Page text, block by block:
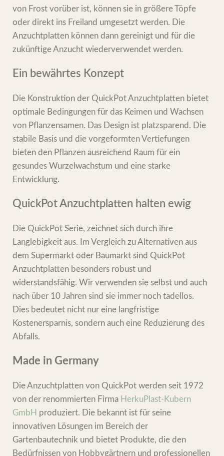
von Frost vorüber ist, können sie in größere Töpfe
oder direkt ins Freiland umgesetzt werden. Die
Anzuchtplatten können dann gereinigt und für die
zukünftige Anzucht wiederverwendet werden.
Ein bewährtes Konzept
Die Konstruktion der QuickPot Anzuchtplatten bietet
optimale Bedingungen für das Keimen und Wachsen
von Pflanzensamen. Das Design ist platzsparend. Die
stabile Basis und die vorgeformten Vertiefungen
bieten den Pflanzen ausreichend Raum für ein
gesundes Wurzelwachstum und eine starke
Entwicklung.
QuickPot Anzuchtplatten halten ewig
Die QuickPot Serie, zeichnet sich durch ihre
Langlebigkeit aus. Im Vergleich zu Alternativen aus
dem Supermarkt oder Baumarkt sind QuickPot
Anzuchtplatten besonders robust und
widerstandsfähig. Wir verwenden sie selbst und auch
nach über 10 Jahren sind sie immer noch tadellos.
Dies bedeutet nicht nur eine langfristige
Kostenersparnis, sondern auch eine Reduzierung des
Abfalls.
Made in Germany
Die Anzuchtplatten von QuickPot werden seit 1972
von der renommierten Firma HerkuPlast-Kubern
GmbH produziert. Die bekannt ist für seine
innovativen Lösungen im Bereich der
Gartenbautechnik und bietet Produkte, die den
Bedürfnissen von Hobbygärtnern und professionellen